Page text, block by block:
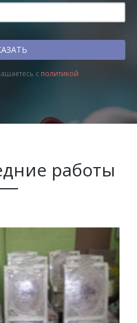
с политикой
работы